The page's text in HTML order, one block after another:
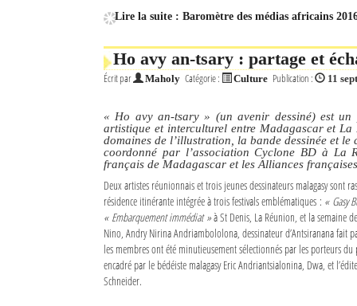
Sites touristiques
Diego Suarez Pratique
Lire la suite : Baromètre des médias africains
Ho avy an-tsary : partage et
Écrit par Maholy Catégorie : Culture Publication : 11
« Ho avy an-tsary » (un avenir dessiné) est un
artistique et interculturel entre Madagascar et La
domaines de l’illustration, la bande dessinée et le
coordonné par l’association Cyclone BD à La
français de Madagascar et les Alliances
Deux artistes réunionnais et trois jeunes dessinateurs malagasy sont
résidence itinérante intégrée à trois festivals emblématiques : « Gasy
« Embarquement immédiat »à St Denis, La Réunion, et la semaine
Nino, Andry Nirina Andriambololona, dessinateur d’Antsiranana fait
les membres ont été minutieusement sélectionnés par les porteurs
encadré par le bédéiste malagasy Eric Andriantsialonina, Dwa, et
Schneider.